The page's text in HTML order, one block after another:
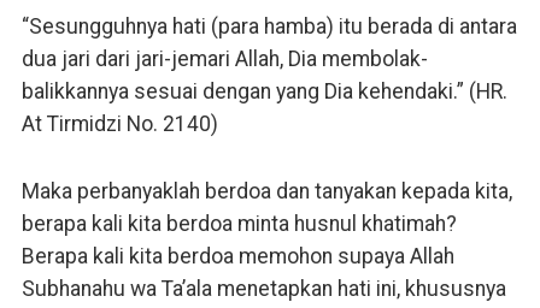
“Sesungguhnya hati (para hamba) itu berada di antara
dua jari dari jari-jemari Allah, Dia membolak-
balikkannya sesuai dengan yang Dia kehendaki.” (HR.
At Tirmidzi No. 2140)
Maka perbanyaklah berdoa dan tanyakan kepada kita,
berapa kali kita berdoa minta husnul khatimah?
Berapa kali kita berdoa memohon supaya Allah
Subhanahu wa Ta’ala menetapkan hati ini, khususnya